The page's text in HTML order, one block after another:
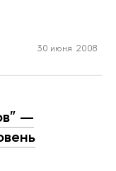
30 июня 2008
—